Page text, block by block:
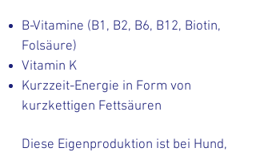
B-Vitamine (B1, B2, B6, B12, Biotin,
Folsäure)
Vitamin K
Kurzzeit-Energie in Form von
kurzkettigen Fettsäuren
Diese Eigenproduktion ist bei Hund,